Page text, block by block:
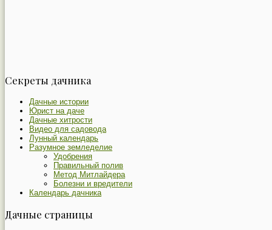
Секреты дачника
Дачные истории
Юрист на даче
Дачные хитрости
Видео для садовода
Лунный календарь
Разумное земледелие
Удобрения
Правильный полив
Метод Митлайдера
Болезни и вредители
Календарь дачника
Дачные страницы